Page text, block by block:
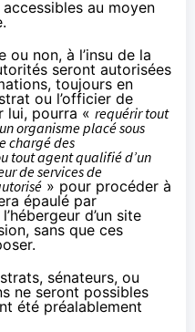
au moyen
non, à l’insu de la
seront autorisées
toujours en
ou l’officier de
lui, pourra « requérir tout
organisme placé sous
chargé des
tout agent qualifié d’un
de services de
» pour procéder à
épaulé par
d’un site
sans que ces
sénateurs, ou
ne seront possibles
été préalablement